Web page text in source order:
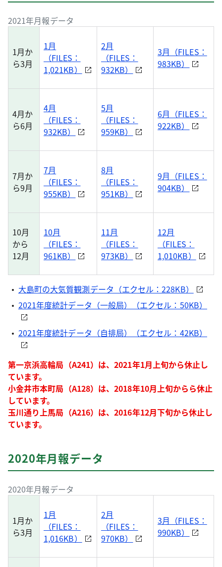
2021年月報データ
1月か
ら3月
1月
（FILES：
1,021KB）
2月
（FILES：
932KB）
3月（FILES：
983KB）
4月か
ら6月
4月
（FILES：
932KB）
5月
（FILES：
959KB）
6月（FILES：
922KB）
7月か
ら9月
7月
（FILES：
955KB）
8月
（FILES：
951KB）
9月（FILES：
904KB）
10月
から
12月
10月
（FILES：
961KB）
11月
（FILES：
973KB）
12月
（FILES：
1,010KB）
大島町の大気質観測データ（エクセル：228KB）
2021年度統計データ（一般局）（エクセル：50KB）
2021年度統計データ（自排局）（エクセル：42KB）
第一京浜高輪局（A241）は、2021年1月上旬から休止し
ています。
小金井市本町局（A128）は、2018年10月上旬からら休止
しています。
玉川通り上馬局（A216）は、2016年12月下旬から休止し
ています。
2020年月報データ
2020年月報データ
1月か
ら3月
1月
（FILES：
1,016KB）
2月
（FILES：
970KB）
3月（FILES：
990KB）